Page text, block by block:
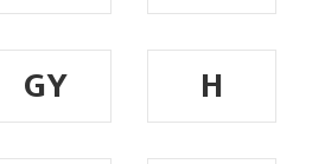
GY
H